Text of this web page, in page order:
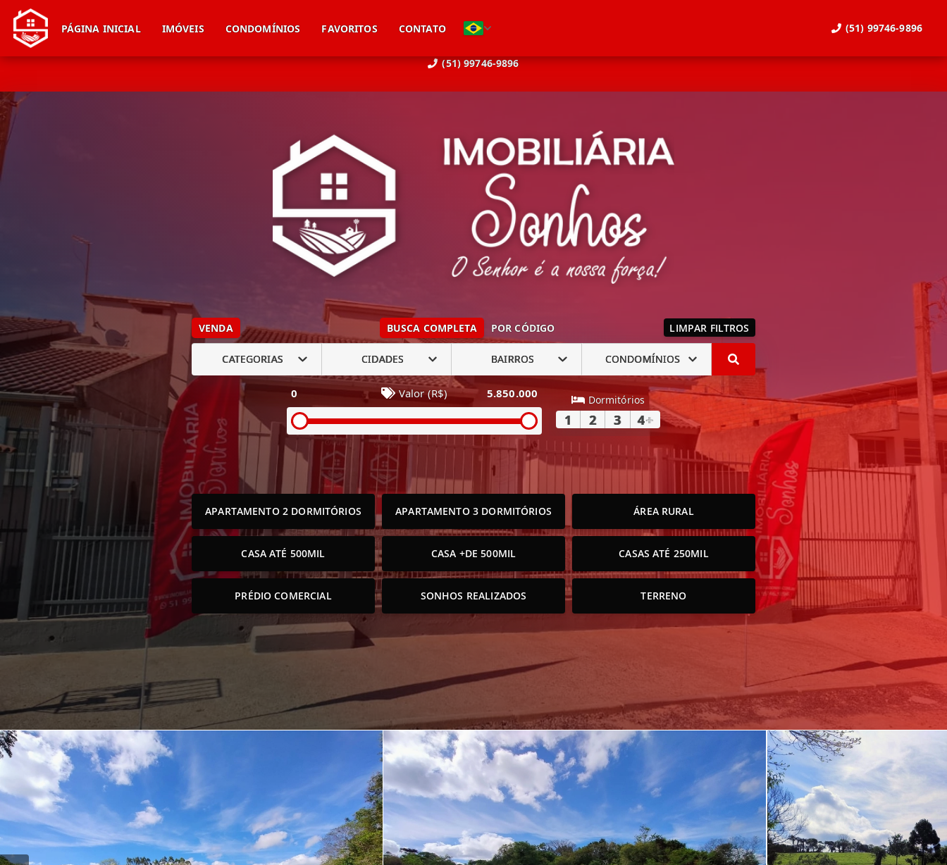
(51) 99746-9896
PÁGINA INICIAL IMÓVEIS CONDOMÍNIOS FAVORITOS CONTATO (51) 99746-9896
VENDA BUSCA COMPLETA POR CÓDIGO LIMPAR FILTROS
CATEGORIAS CIDADES BAIRROS CONDOMÍNIOS
0 Valor (R$) 5.850.000 Dormitórios
1 2 3 4+
APARTAMENTO 2 DORMITÓRIOS APARTAMENTO 3 DORMITÓRIOS ÁREA RURAL
CASA ATÉ 500MIL CASA +DE 500MIL CASAS ATÉ 250MIL
PRÉDIO COMERCIAL SONHOS REALIZADOS TERRENO